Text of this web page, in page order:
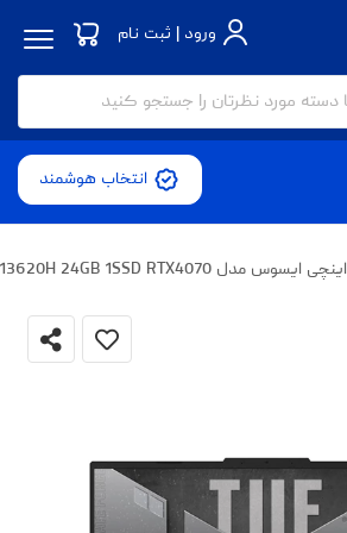
ورود | ثبت نام
انتخاب هوشمند